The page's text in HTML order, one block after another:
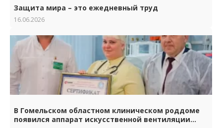
Защита мира – это ежедневный труд
16.06.2026
В Гомельском областном клиническом роддоме
появился аппарат искусственной вентиляции